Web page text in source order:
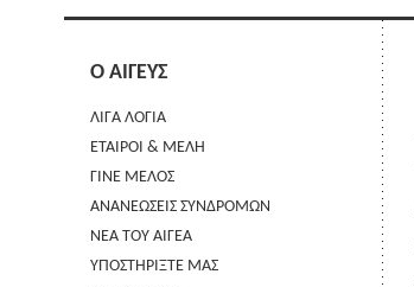
Ο ΑΙΓΕΥΣ
ΛΙΓΑ ΛΟΓΙΑ
ΕΤΑΙΡΟΙ & ΜΕΛΗ
ΓΙΝΕ ΜΕΛΟΣ
ΑΝΑΝΕΩΣΕΙΣ ΣΥΝΔΡΟΜΩΝ
ΝΕΑ ΤΟΥ ΑΙΓΕΑ
ΥΠΟΣΤΗΡΙΞΤΕ ΜΑΣ